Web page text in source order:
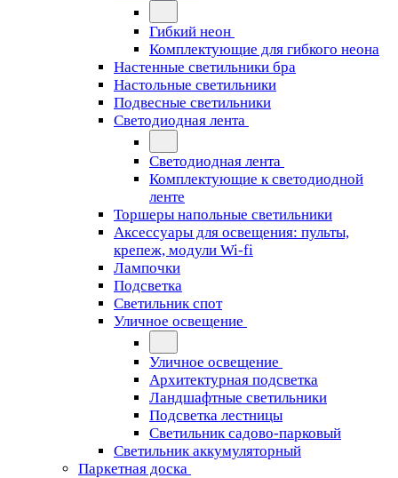
Гибкий неон
Комплектующие для гибкого неона
Настенные светильники бра
Настольные светильники
Подвесные светильники
Светодиодная лента
Светодиодная лента
Комплектующие к светодиодной
ленте
Торшеры напольные светильники
Аксессуары для освещения: пульты,
крепеж, модули Wi-fi
Лампочки
Подсветка
Светильник спот
Уличное освещение
Уличное освещение
Архитектурная подсветка
Ландшафтные светильники
Подсветка лестницы
Светильник садово-парковый
Светильник аккумуляторный
Паркетная доска